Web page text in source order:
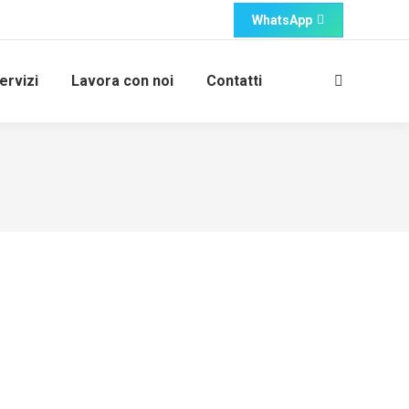
WhatsApp
Lavora con noi Contatti Cerca: